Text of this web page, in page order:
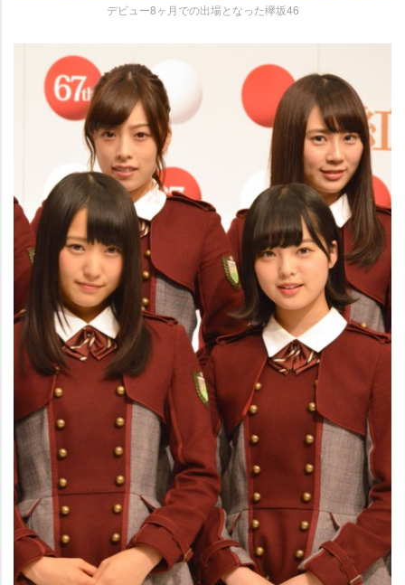
デビュー8ヶ月での出場となった欅坂46